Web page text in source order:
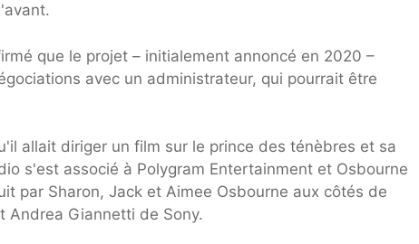
que le projet – initialement annoncé en 2020 –
avec un administrateur, qui pourrait être
allait diriger un film sur le prince des ténèbres et sa
s'est associé à Polygram Entertainment et Osbourne
par Sharon, Jack et Aimee Osbourne aux côtés de
Andrea Giannetti de Sony.